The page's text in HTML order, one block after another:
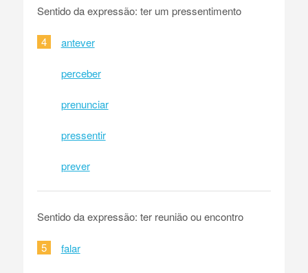
Sentido da expressão: ter um pressentimento
4 antever
perceber
prenunciar
pressentir
prever
Sentido da expressão: ter reunião ou encontro
5 falar